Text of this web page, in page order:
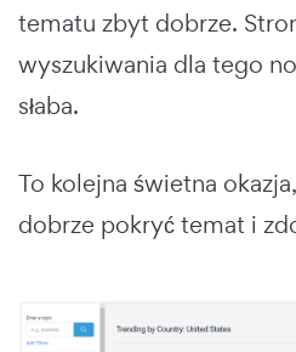
tematu zbyt dobrze.
wyszukiwania dla tego
słaba.
To kolejna świetna
dobrze pokryć temat i